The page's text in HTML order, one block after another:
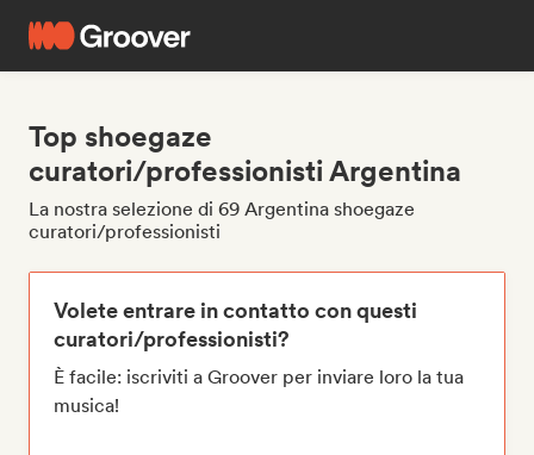
Top shoegaze
curatori/professionisti Argentina
La nostra selezione di 69 Argentina shoegaze
curatori/professionisti
Volete entrare in contatto con questi
curatori/professionisti?
È facile: iscriviti a Groover per inviare loro la tua
musica!